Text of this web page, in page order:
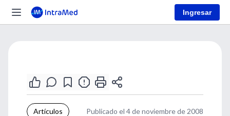
Ingresar
Artículos
Publicado el 4 de noviembre de 2008